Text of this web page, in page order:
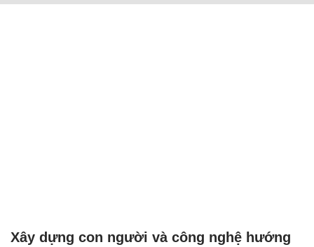
Xây dựng con người và công nghệ hướng